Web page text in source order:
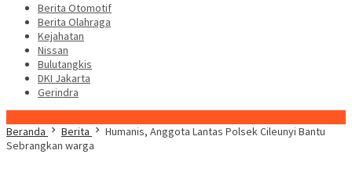
Berita Otomotif
Berita Olahraga
Kejahatan
Nissan
Bulutangkis
DKI Jakarta
Gerindra
Beranda
Berita
Humanis, Anggota Lantas Polsek Cileunyi Bantu
Sebrangkan warga